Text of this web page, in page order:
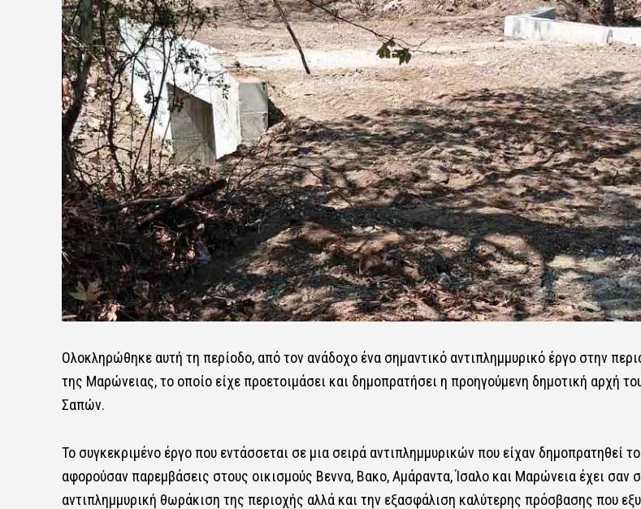
Ολοκληρώθηκε αυτή τη περίοδο, από τον ανάδοχο ένα σημαντικό αντιπλημμυρικό έργο στην
της Μαρώνειας, το οποίο είχε προετοιμάσει και δημοπρατήσει η προηγούμενη δημοτική αρχή
Σαπών.
Το συγκεκριμένο έργο που εντάσσεται σε μια σειρά αντιπλημμυρικών που είχαν δημοπρατηθεί
αφορούσαν παρεμβάσεις στους οικισμούς Βεννα, Βακο, Αμάραντα, Ίσαλο και Μαρώνεια έχει σαν
αντιπλημμυρική θωράκιση της περιοχής αλλά και την εξασφάλιση καλύτερης πρόσβασης που